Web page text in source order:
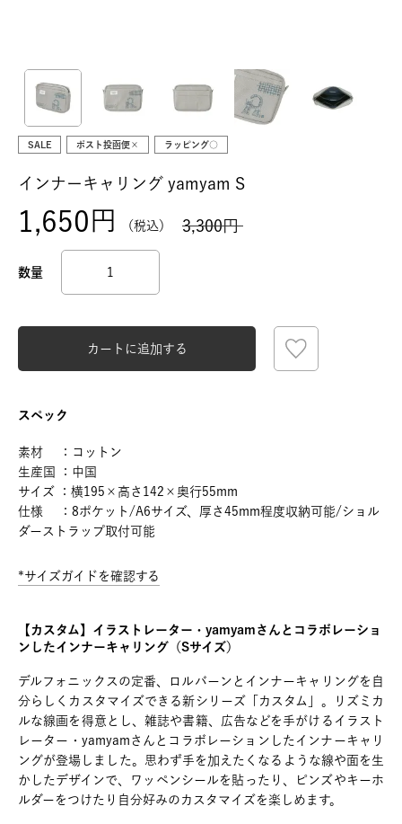
SALE ポスト投函便× ラッピング○
インナーキャリング yamyam S
3,300
1,650 税込
カートに追加する
スペック
素材 ：コットン
生産国 ：中国
サイズ ：横195×高さ142×奥行55mm
仕様 ：8ポケット/A6サイズ、厚さ45mm程度収納可能/ショル
ダーストラップ取付可能
*サイズガイドを確認する
【カスタム】イラストレーター・yamyamさんとコラボレーショ
ンしたインナーキャリング（Sサイズ）
デルフォニックスの定番、ロルバーンとインナーキャリングを自
分らしくカスタマイズできる新シリーズ「カスタム」。リズミカ
ルな線画を得意とし、雑誌や書籍、広告などを手がけるイラスト
レーター・yamyamさんとコラボレーションしたインナーキャリ
ングが登場しました。思わず手を加えたくなるような線や面を生
かしたデザインで、ワッペンシールを貼ったり、ピンズやキーホ
ルダーをつけたり自分好みのカスタマイズを楽しめます。